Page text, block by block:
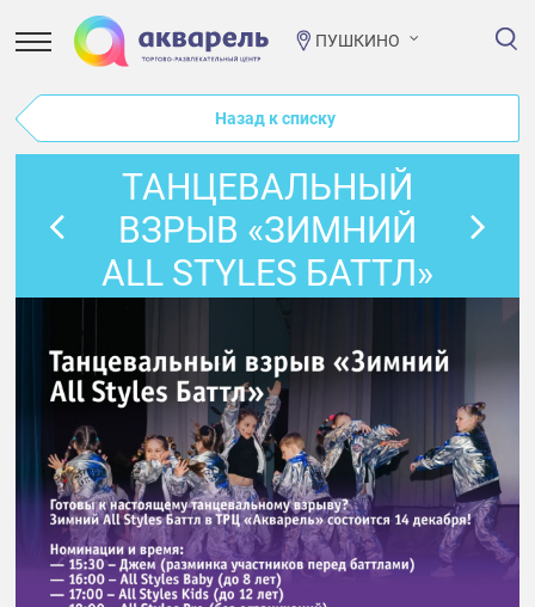
ПУШКИНО
Назад к списку
ТАНЦЕВАЛЬНЫЙ
ВЗРЫВ «ЗИМНИЙ
ALL STYLES БАТТЛ»